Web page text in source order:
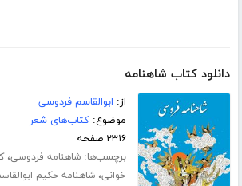
دانلود کتاب شاهنامه
از: ابوالقاسم فردوسی
موضوع:کتاب‌های شعر
۲۳۱۶ صفحه
برچسب‌ها:شاهنامه فردوسی،
خوانی،شاهنامه حکیم